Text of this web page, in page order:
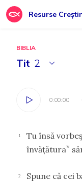
Resurse
BIBLIA
Tit 2
0:00:00
0:00:00
1
Tu însă
învăţătura*
2
Spune că cei